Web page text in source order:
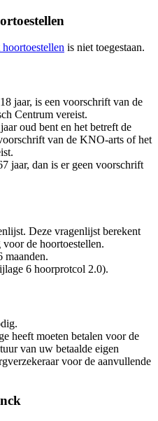
is niet toegestaan.
jaar, is een voorschrift van de
Centrum vereist.
oud bent en het betreft de
van de KNO-arts of het
jaar, dan is er geen voorschrift
Deze vragenlijst berekent
de hoortoestellen.
maanden.
6 hoorprotcol 2.0).
heeft moeten betalen voor de
van uw betaalde eigen
voor de aanvullende